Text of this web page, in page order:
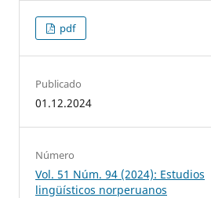
pdf
Publicado
01.12.2024
Número
Vol. 51 Núm. 94 (2024): Estudios
lingüísticos norperuanos